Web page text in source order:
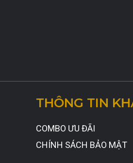
THÔNG TIN
COMBO ƯU ĐÃI
CHÍNH SÁCH BẢO MẬT